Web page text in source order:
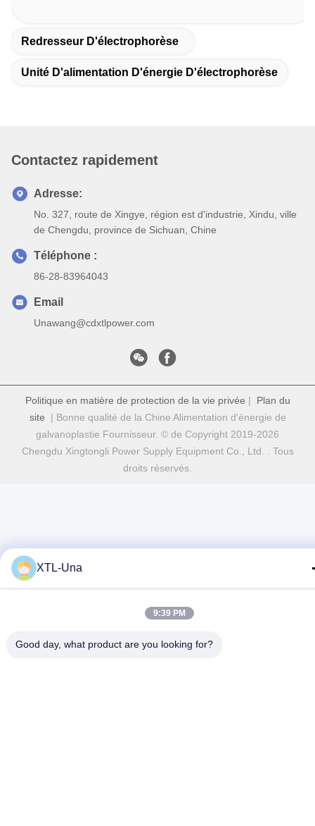
Redresseur D'électrophorèse
Unité D'alimentation D'énergie D'électrophorèse
Contactez rapidement
Adresse:
No. 327, route de Xingye, région est d'industrie, Xindu, ville
de Chengdu, province de Sichuan, Chine
Téléphone :
86-28-83964043
Email
Unawang@cdxtlpower.com
Politique en matière de protection de la vie privée | Plan du
site | Bonne qualité de la Chine Alimentation d'énergie de
galvanoplastie Fournisseur. © de Copyright 2019-2026
Chengdu Xingtongli Power Supply Equipment Co., Ltd. . Tous
droits réservés.
XTL-Una
9:39 PM
Good day, what product are you looking for?